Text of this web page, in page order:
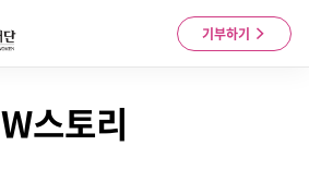
기부하기
W스토리